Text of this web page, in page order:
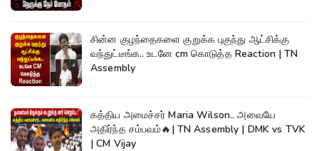
சின்ன குழந்தைகளை குறுக்க புகுந்து ஆட்சிக்கு
வந்துட்டீங்க.. உடனே cm கொடுத்த Reaction | TN
Assembly
கத்திய அமைச்சர் Maria Wilson.. அவையே
அதிர்ந்த சம்பவம்🔥| TN Assembly | DMK vs TVK
| CM Vijay